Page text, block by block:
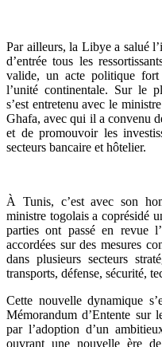
Par ailleurs, la Libye a salué
d’entrée tous les
valide, un acte politique
l’unité continentale. Sur le
s’est entretenu avec le
Ghafa, avec qui il a convenu
et de promouvoir les
secteurs bancaire et hôtelier.
À Tunis, c’est avec son
ministre togolais a coprésidé
parties ont passé en revue
accordées sur des mesures
dans plusieurs secteurs
transports, défense, sécurité,
Cette nouvelle dynamique
Mémorandum d’Entente sur
par l’adoption d’un
ouvrant une nouvelle ère